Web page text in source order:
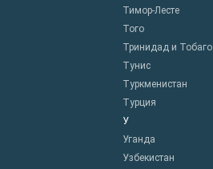
Тимор-Лесте
Того
Тринидад и Тобаго
Тунис
Туркменистан
Турция
У
Уганда
Узбекистан